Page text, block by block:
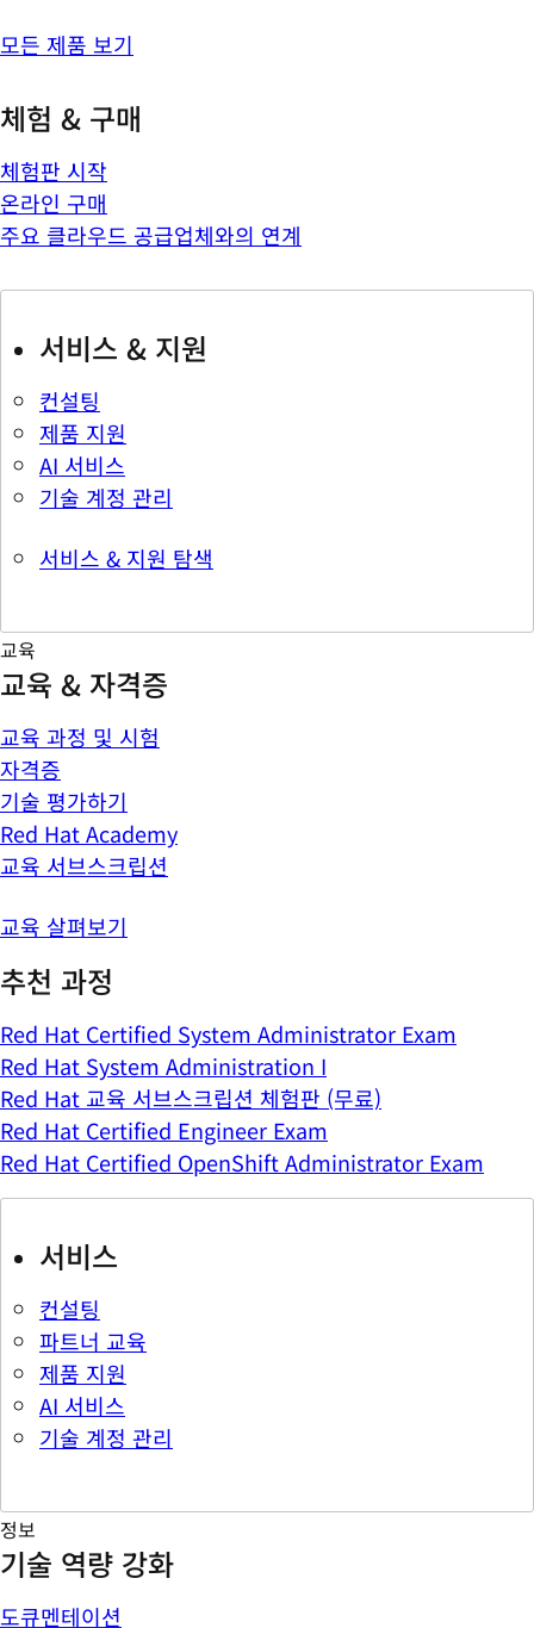
모든 제품 보기
체험 & 구매
체험판 시작
온라인 구매
주요 클라우드 공급업체와의 연계
서비스 & 지원
컨설팅
제품 지원
AI 서비스
기술 계정 관리
서비스 & 지원 탐색
교육
교육 & 자격증
교육 과정 및 시험
자격증
기술 평가하기
Red Hat Academy
교육 서브스크립션
교육 살펴보기
추천 과정
Red Hat Certified System Administrator Exam
Red Hat System Administration I
Red Hat 교육 서브스크립션 체험판 (무료)
Red Hat Certified Engineer Exam
Red Hat Certified OpenShift Administrator Exam
서비스
컨설팅
파트너 교육
제품 지원
AI 서비스
기술 계정 관리
정보
기술 역량 강화
도큐멘테이션